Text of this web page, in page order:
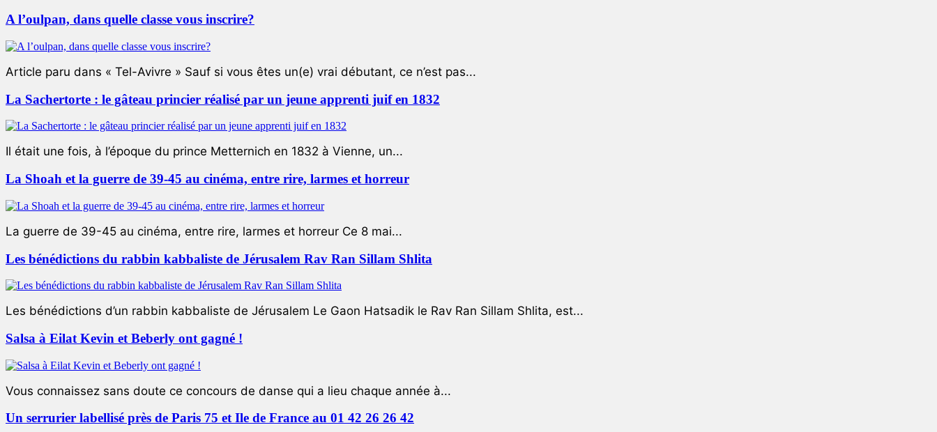
A l’oulpan, dans quelle classe vous inscrire?
Article paru dans « Tel-Avivre » Sauf si vous êtes un(e) vrai débutant, ce n’est pas...
La Sachertorte : le gâteau princier réalisé par un jeune apprenti juif en 1832
Il était une fois, à l’époque du prince Metternich en 1832 à Vienne, un...
La Shoah et la guerre de 39-45 au cinéma, entre rire, larmes et horreur
La guerre de 39-45 au cinéma, entre rire, larmes et horreur Ce 8 mai...
Les bénédictions du rabbin kabbaliste de Jérusalem Rav Ran Sillam Shlita
Les bénédictions d’un rabbin kabbaliste de Jérusalem Le Gaon Hatsadik le Rav Ran Sillam Shlita, est...
Salsa à Eilat Kevin et Beberly ont gagné !
Vous connaissez sans doute ce concours de danse qui a lieu chaque année à...
Un serrurier labellisé près de Paris 75 et Ile de France au 01 42 26 26 42